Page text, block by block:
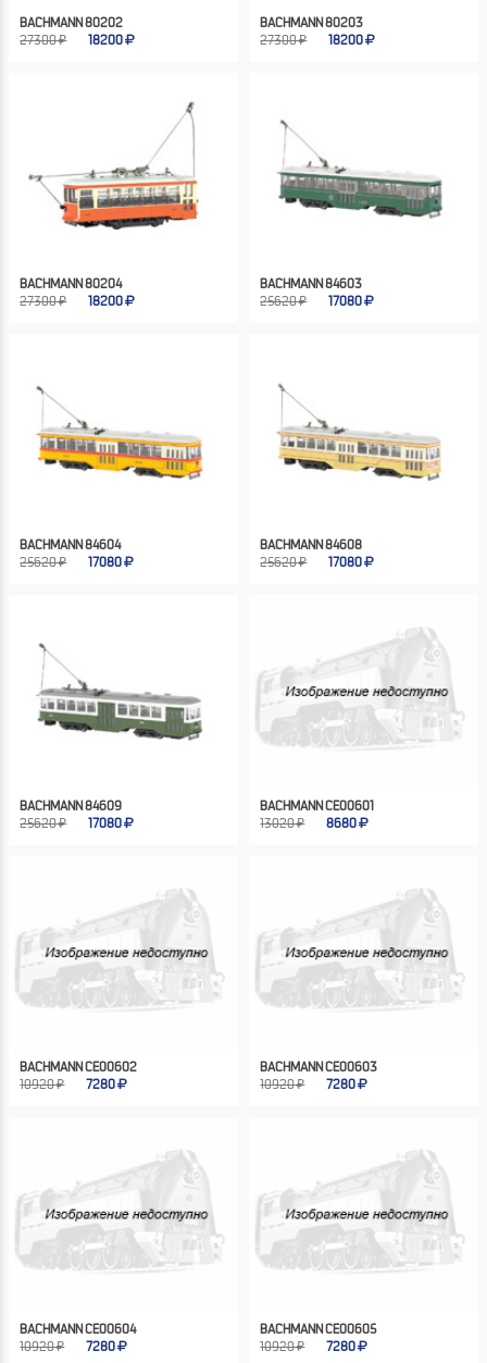
BACHMANN 80202
27300 ₽
18200
BACHMANN 80203
27300 ₽
18200
BACHMANN 80204
27300 ₽
18200
BACHMANN 84603
25620 ₽
17080
BACHMANN 84604
25620 ₽
17080
BACHMANN 84608
25620 ₽
17080
BACHMANN 84609
25620 ₽
17080
BACHMANN CE00601
13020 ₽
8680
BACHMANN CE00602
10920 ₽
7280
BACHMANN CE00603
10920 ₽
7280
BACHMANN CE00604
10920 ₽
7280
BACHMANN CE00605
10920 ₽
7280